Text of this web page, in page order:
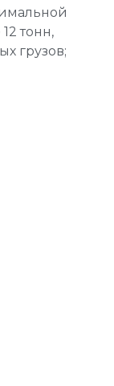
тонн,
грузов;